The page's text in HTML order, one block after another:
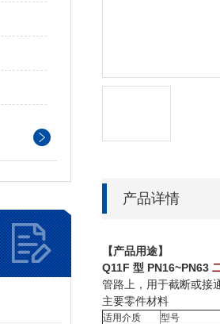
产品详情
【产品用途】
Q11F 型 PN16~PN63
管路上，用于截断或接
主要零件材料
适用介质
型号